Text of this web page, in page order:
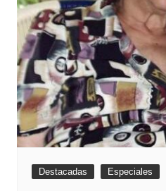
Destacadas Especiales